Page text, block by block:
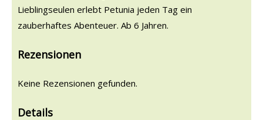
Lieblingseulen erlebt Petunia jeden Tag ein
zauberhaftes Abenteuer. Ab 6 Jahren.
Rezensionen
Keine Rezensionen gefunden.
Details